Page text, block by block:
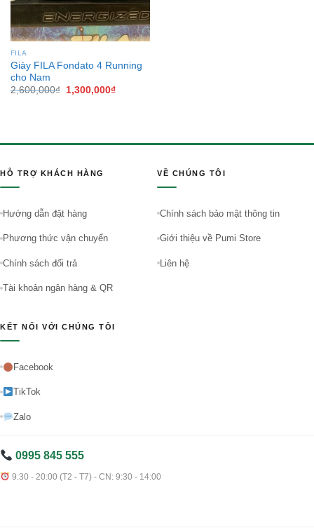
FILA
Giày FILA Fondato 4 Running
cho Nam
2,600,000₫ 1,300,000₫
HỖ TRỢ KHÁCH HÀNG
Hướng dẫn đặt hàng
Phương thức vận chuyển
Chính sách đổi trả
Tài khoản ngân hàng & QR
VỀ CHÚNG TÔI
Chính sách bảo mật thông tin
Giới thiệu về Pumi Store
Liên hệ
KẾT NỐI VỚI CHÚNG TÔI
Facebook
TikTok
Zalo
0995 845 555
9:30 - 20:00 (T2 - T7) - CN: 9:30 - 14:00